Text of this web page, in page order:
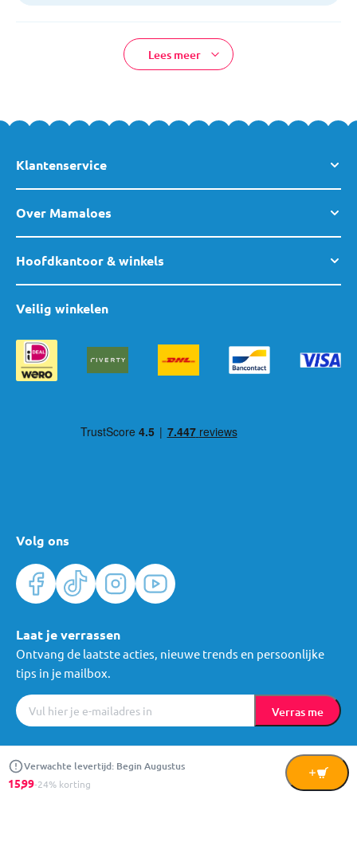
Lees meer
Verwachte levertijd: Begin Augustus
15,99-24% korting
In
Klantenservice
Over Mamaloes
Hoofdkantoor & winkels
Volg ons
Veilig winkelen
Laat je verrassen
Ontvang de laatste acties, nieuwe trends en persoonlijke
tips in je mailbox.
Verras me
Algemene voorwaarden © Mama Loes & Kids B.V.